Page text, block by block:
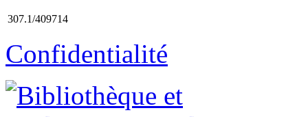
307.1/409714
Confidentialité